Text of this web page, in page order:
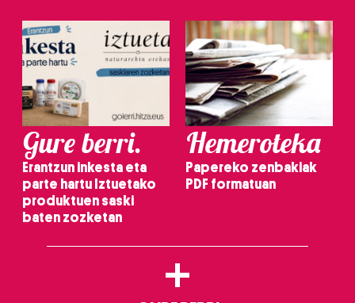
Gure berri.
Erantzun inkesta eta
parte hartu Iztuetako
produktuen saski
baten zozketan
Hemeroteka
Papereko zenbakiak
PDF formatuan
+